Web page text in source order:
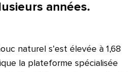
années.
naturel s’est élevée à 1,68
la plateforme spécialisée